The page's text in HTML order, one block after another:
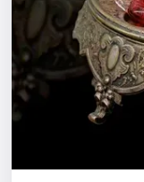
Рейтинги